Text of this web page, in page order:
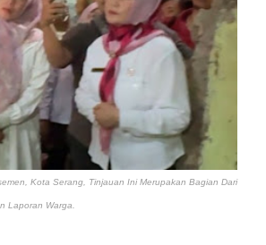
Kota Serang, Tinjauan Ini Merupakan Bagian Dari
Laporan Warga.